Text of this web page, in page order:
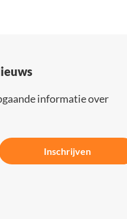
informatie over
Inschrijven